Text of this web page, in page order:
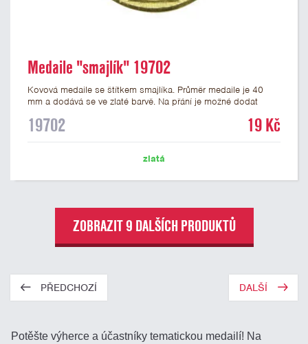
Medaile "smajlík" 19702
Kovová medaile se štítkem smajlíka. Průměr medaile je 40
mm a dodává se ve zlaté barvě. Na přání je možné dodat
nalepit štítek s potiskem nebo gravírováním vlastního textu
19702 19 Kč
zlatá
ZOBRAZIT 9 DALŠÍCH PRODUKTŮ
PŘEDCHOZÍ DALŠÍ
Potěšte výherce a účastníky tematickou medailí! Na